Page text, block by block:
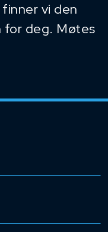
vi den
for deg. Møtes